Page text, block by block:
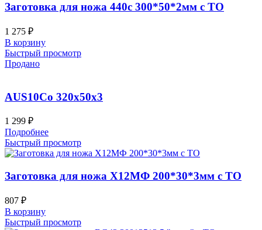
Заготовка для ножа 440c 300*50*2мм с ТО
1 275 ₽
В корзину
Быстрый просмотр
Продано
AUS10Co 320x50x3
1 299 ₽
Подробнее
Быстрый просмотр
Заготовка для ножа Х12МФ 200*30*3мм с ТО
807 ₽
В корзину
Быстрый просмотр